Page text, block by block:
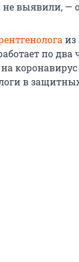
выявили, —
из
по два
в